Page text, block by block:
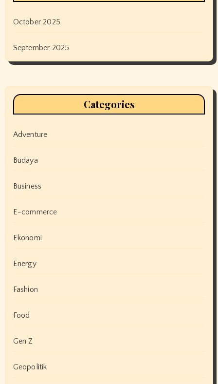
October 2025
September 2025
Categories
Adventure
Budaya
Business
E-commerce
Ekonomi
Energy
Fashion
Food
Gen Z
Geopolitik